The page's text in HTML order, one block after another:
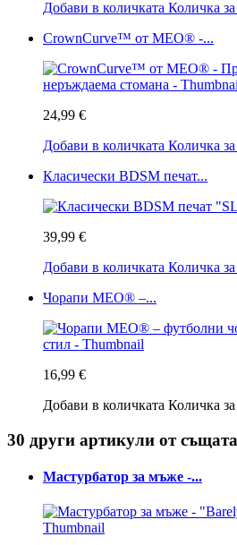
Добави в количката Количка
CrownCurve™ от MEO® -...
24,99 €
Добави в количката Количка
Класически BDSM печат...
39,99 €
Добави в количката Количка
Чорапи MEO® –...
16,99 €
Добави в количката Количка
30 други артикули от
Мастурбатор за мъже -...